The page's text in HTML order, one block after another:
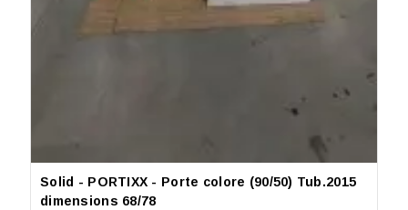
Solid - PORTIXX - Porte colore (90/50) Tub.2015
dimensions 68/78